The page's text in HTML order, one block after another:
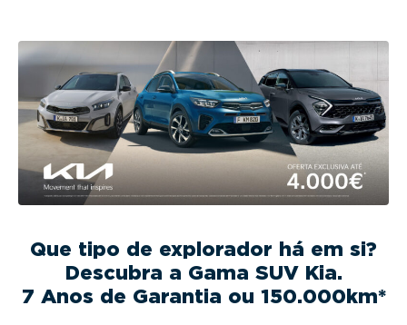
t
o
n
Que tipo de explorador há em si?
Descubra a Gama SUV Kia.
7 Anos de Garantia ou 150.000km*